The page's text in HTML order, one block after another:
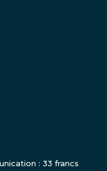
: 33 francs